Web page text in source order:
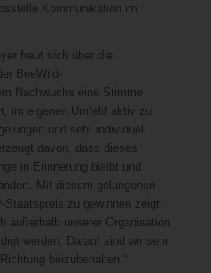
Kommunikation im
freut sich über die
BeeWild-
Nachwuchs eine Stimme
im eigenen Umfeld aktiv zu
und sehr individuell
davon, dass dieses
in Erinnerung bleibt und
Mit diesem gelungenen
zu gewinnen zeigt,
außerhalb unserer Organisation
werden. Darauf sind wir sehr
beizubehalten.“